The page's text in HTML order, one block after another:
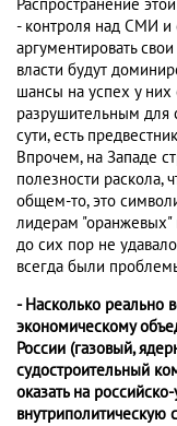
Распространение
- контроля над СМИ и
аргументировать
власти будут
шансы на успех у них
разрушительным для
сути, есть
Впрочем, на Западе
полезности раскола,
общем-то, это
лидерам "оранжевых"
до сих пор не
всегда были
- Насколько реально
экономическому
России (газовый,
судостроительный
оказать на
внутриполитическую